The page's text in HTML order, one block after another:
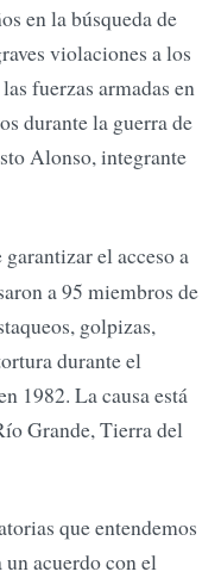
en la búsqueda de
violaciones a los
fuerzas armadas en
durante la guerra de
Alonso, integrante
el acceso a
a 95 miembros de
golpizas,
durante el
1982. La causa está
Grande, Tierra del
que entendemos
acuerdo con el